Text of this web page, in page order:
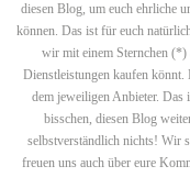
diesen Blog, um euch ehrliche
können. Das ist für euch
wir mit einem Sternchen (*)
Dienstleistungen kaufen
dem jeweiligen Anbieter. Das
bisschen, diesen Blog
selbstverständlich nichts! Wir
freuen uns auch über eure